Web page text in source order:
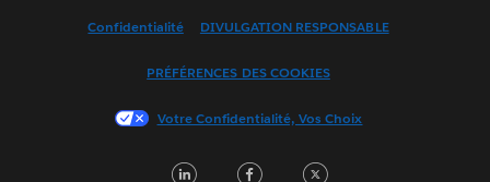
Français (Canada)
한국어
Confidentialité DIVULGATION RESPONSABLE
PRÉFÉRENCES DES COOKIES
Votre Confidentialité, Vos Choix
LinkedInFacebook